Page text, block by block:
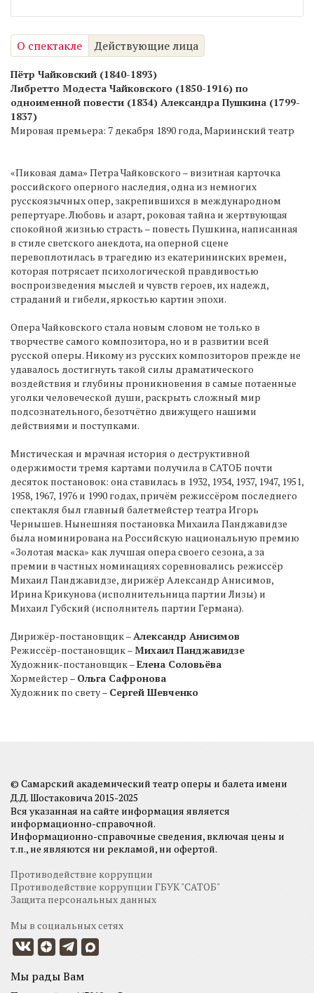
О спектакле Действующие лица
Пётр Чайковский (1840-1893)
Либретто Модеста Чайковского (1850-1916) по
одноименной повести (1834) Александра Пушкина (1799-
1837)
Мировая премьера: 7 декабря 1890 года, Мариинский театр
«Пиковая дама» Петра Чайковского – визитная карточка
российского оперного наследия, одна из немногих
русскоязычных опер, закрепившихся в международном
репертуаре. Любовь и азарт, роковая тайна и жертвующая
спокойной жизнью страсть – повесть Пушкина, написанная
в стиле светского анекдота, на оперной сцене
перевоплотилась в трагедию из екатерининских времен,
которая потрясает психологической правдивостью
воспроизведения мыслей и чувств героев, их надежд,
страданий и гибели, яркостью картин эпохи.
Опера Чайковского стала новым словом не только в
творчестве самого композитора, но и в развитии всей
русской оперы. Никому из русских композиторов прежде не
удавалось достигнуть такой силы драматического
воздействия и глубины проникновения в самые потаенные
уголки человеческой души, раскрыть сложный мир
подсознательного, безотчётно движущего нашими
действиями и поступками.
Мистическая и мрачная история о деструктивной
одержимости тремя картами получила в САТОБ почти
десяток постановок: она ставилась в 1932, 1934, 1937, 1947, 1951,
1958, 1967, 1976 и 1990 годах, причём режиссёром последнего
спектакля был главный балетмейстер театра Игорь
Чернышев. Нынешняя постановка Михаила Панджавидзе
была номинирована на Российскую национальную премию
«Золотая маска» как лучшая опера своего сезона, а за
премии в частных номинациях соревновались режиссёр
Михаил Панджавидзе, дирижёр Александр Анисимов,
Ирина Крикунова (исполнительница партии Лизы) и
Михаил Губский (исполнитель партии Германа).
Дирижёр-постановщик –Александр Анисимов
Режиссёр-постановщик –Михаил Панджавидзе
Художник-постановщик –Елена Соловьёва
Хормейстер – Ольга Сафронова
Художник по свету – Сергей Шевченко
© Самарский академический театр оперы и балета имени
Д.Д. Шостаковича 2015-2025
Вся указанная на сайте информация является
информационно-справочной.
Информационно-справочные сведения, включая цены и
т.п., не являются ни рекламой, ни офертой.
Противодействие коррупции
Противодействие коррупции ГБУК "САТОБ"
Защита персональных данных
Мы в социальных сетях
Мы рады Вам